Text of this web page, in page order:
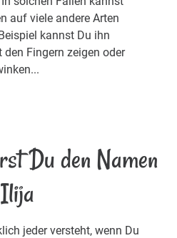
auf viele andere Arten
kannst Du ihn
den Fingern zeigen oder
Du den Namen
Ilija
jeder versteht, wenn Du